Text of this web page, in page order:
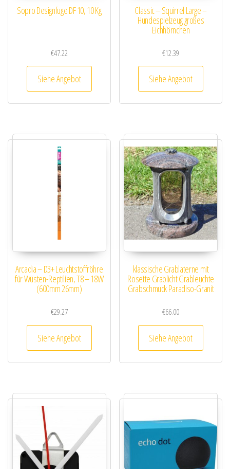
Sopro Designfuge DF 10, 10 Kg
€47.22
Siehe Angebot
Classic – Squirrel Large –
Hundespielzeug großes
Eichhörnchen
€12.39
Siehe Angebot
Arcadia – D3+ Leuchtstoffröhre
für Wüsten-Reptilien, T8 – 18W
(600mm 26mm)
€29.27
Siehe Angebot
klassische Grablaterne mit
Rosette Grablicht Grableuchte
Grabschmuck Paradiso-Granit
€66.00
Siehe Angebot